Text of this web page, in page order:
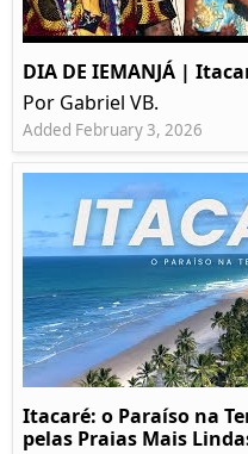
DIA DE IEMANJÁ |
Por Gabriel VB.
Added February 3, 2026
Itacaré: o Paraíso na
pelas Praias Mais